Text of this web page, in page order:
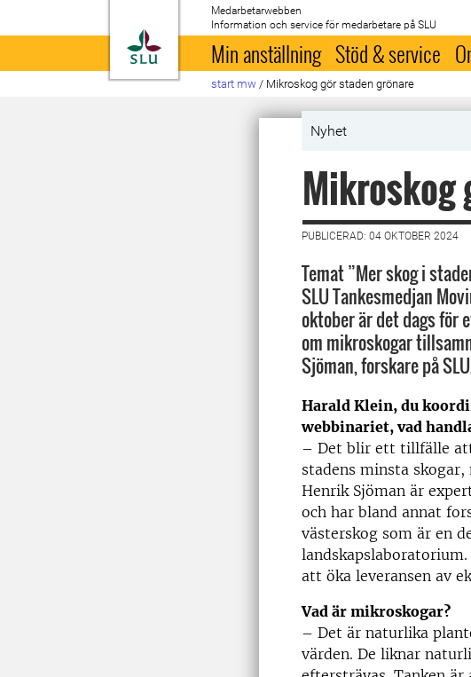
Till startsida
Medarbetarwebben
Information och service för medarbetare på SLU
Min anställning Stöd & service
start mw / Mikroskog gör staden grönare
Nyhet
Mikroskog
PUBLICERAD: 04 OKTOBER 2024
Temat ”Mer skog i
SLU Tankesmedjan
oktober är det dags för
om mikroskogar
Sjöman, forskare på
Harald Klein, du
webbinariet, vad
– Det blir ett tillfälle
stadens minsta skogar,
Henrik Sjöman är
och har bland annat
västerskog som är en
att öka leveransen av
Vad är mikroskogar?
– Det är naturlika
värden. De liknar